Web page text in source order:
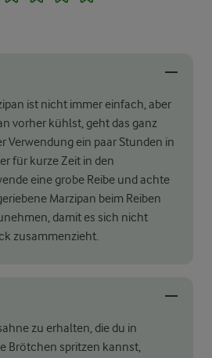
ist nicht immer einfach, aber
vorher kühlst, geht das ganz
Verwendung ein paar Stunden in
für kurze Zeit in den
eine grobe Reibe und achte
Marzipan beim Reiben
damit es sich nicht
zusammenzieht.
zu erhalten, die du in
Brötchen spritzen kannst,